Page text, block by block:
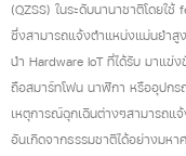
(QZSS) ในระดับนานาชาติโดยใ
ซึ่งสามารถแจ้งตำแหน่งแม่นยำสู
นำ Hardware IoT ที่ได้รับ มาแ
ถือสมาร์ทโฟน นาฬิกา หรืออุปกร
เหตุการณ์ฉุกเฉินต่างๆสามารถแ
อันเกิดจากธรรมชาติได้อย่างมห